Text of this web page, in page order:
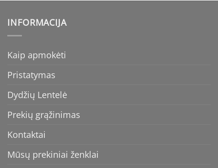
INFORMACIJA
Kaip apmokėti
Pristatymas
Dydžių Lentelė
Prekių grąžinimas
Kontaktai
Mūsų prekiniai ženklai